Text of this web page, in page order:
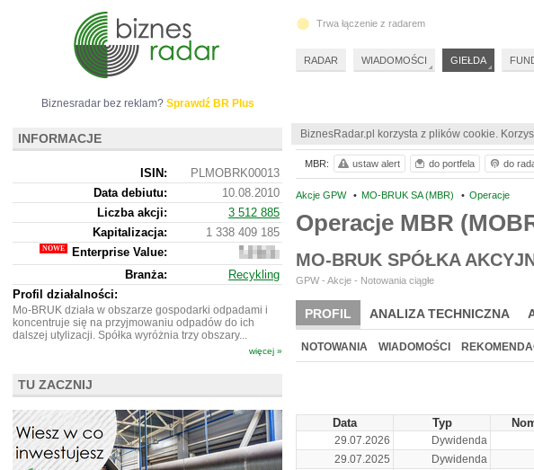
BiznesRadar.pl korzysta z plików cookie.
Akcje GPW • MO-BRUK SA (MBR) • Operacje
Operacje MBR
MO-BRUK SPÓŁKA
GPW - Akcje - Notowania ciągłe
PROFIL ANALIZA TECHNICZNA
NOTOWANIA WIADOMOŚCI
Data Typ
29.07.2026 Dywidenda
29.07.2025
Dywidenda
MBR: ustaw alert do portfela do
Biznesradar bez reklam? Sprawdź BR Plus
INFORMACJE
ISIN:
PLMOBRK00013
Data debiutu:
10.08.2010
Liczba akcji:
3 512 885
Kapitalizacja:
1 338 409 185
Enterprise Value:
1
472
694
Branża:
Recykling
Profil działalności:
Mo-BRUK działa w obszarze gospodarki odpadami i
koncentruje się na przyjmowaniu odpadów do ich
dalszej utylizacji. Spółka wyróżnia trzy obszary...
więcej »
TU ZACZNIJ
Trwa łączenie z radarem
RADAR WIADOMOŚCI GIEŁDA